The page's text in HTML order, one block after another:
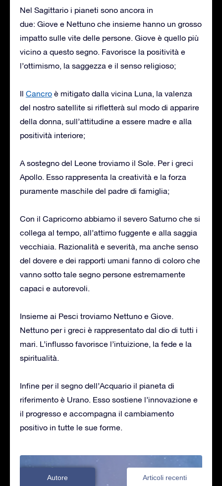
Nel Sagittario i pianeti sono ancora in
due: Giove e Nettuno che insieme hanno un grosso
impatto sulle vite delle persone. Giove è quello più
vicino a questo segno. Favorisce la positività e
l’ottimismo, la saggezza e il senso religioso;
Il Cancro è mitigato dalla vicina Luna, la valenza
del nostro satellite si rifletterà sul modo di apparire
della donna, sull’attitudine a essere madre e alla
positività interiore;
A sostegno del Leone troviamo il Sole. Per i greci
Apollo. Esso rappresenta la creatività e la forza
puramente maschile del padre di famiglia;
Con il Capricorno abbiamo il severo Saturno che si
collega al tempo, all’attimo fuggente e alla saggia
vecchiaia. Razionalità e severità, ma anche senso
del dovere e dei rapporti umani fanno di coloro che
vanno sotto tale segno persone estremamente
capaci e autorevoli.
Insieme ai Pesci troviamo Nettuno e Giove.
Nettuno per i greci è rappresentato dal dio di tutti i
mari. L’influsso favorisce l’intuizione, la fede e la
spiritualità.
Infine per il segno dell’Acquario il pianeta di
riferimento è Urano. Esso sostiene l’innovazione e
il progresso e accompagna il cambiamento
positivo in tutte le sue forme.
Autore Articoli recenti